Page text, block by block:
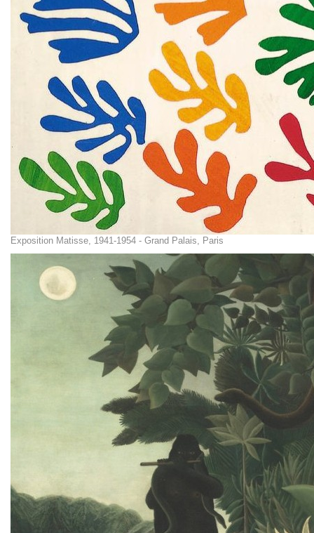
Exposition Matisse, 1941-1954 - Grand Palais, Paris